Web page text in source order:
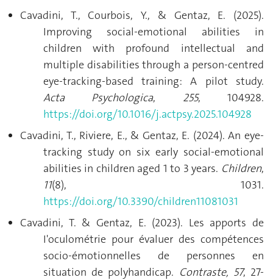
Cavadini, T., Courbois, Y., & Gentaz, E. (2025).
Improving social-emotional abilities in
children with profound intellectual and
multiple disabilities through a person-centred
eye-tracking-based training: A pilot study.
Acta Psychologica, 255, 104928.
https://doi.org/10.1016/j.actpsy.2025.104928
Cavadini, T., Riviere, E., & Gentaz, E. (2024). An eye-
tracking study on six early social-emotional
abilities in children aged 1 to 3 years. Children,
11(8), 1031.
https://doi.org/10.3390/children11081031
Cavadini, T. & Gentaz, E. (2023). Les apports de
I'oculométrie pour évaluer des compétences
socio-émotionnelles de personnes en
situation de polyhandicap. Contraste, 57, 27-